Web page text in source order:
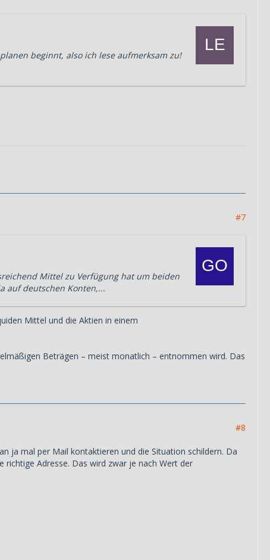
beginnt, also ich lese aufmerksam zu!
#7
Mittel zu Verfügung hat um beiden
auf deutschen Konten,...
Mittel und die Aktien in einem
Beträgen – meist monatlich – entnommen wird. Das
#8
ja mal per Mail kontaktieren und die Situation schildern. Da
Adresse. Das wird zwar je nach Wert der